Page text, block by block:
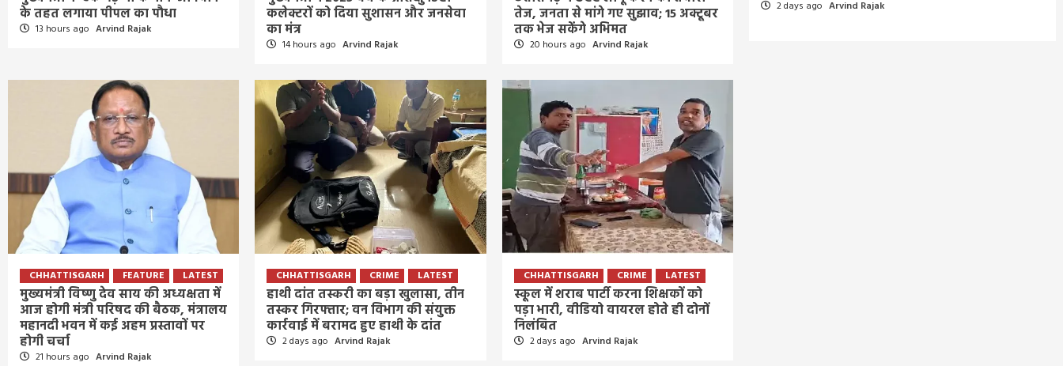
के तहत लगाया पीपल का पौधा
13 hours ago Arvind Rajak
कलेक्टरों को दिया सुशासन और जनसेवा
का मंत्र
14 hours ago Arvind Rajak
तेज, जनता से मांगे गए सुझाव; 15 अक्टूबर
तक भेज सकेंगे अभिमत
20 hours ago Arvind Rajak
CHHATTISGARH FEATURE LATEST
मुख्यमंत्री विष्णु देव साय की अध्यक्षता में
आज होगी मंत्री परिषद की बैठक, मंत्रालय
महानदी भवन में कई अहम प्रस्तावों पर
होगी चर्चा
21 hours ago Arvind Rajak
CHHATTISGARH CRIME LATEST
हाथी दांत तस्करी का बड़ा खुलासा, तीन
तस्कर गिरफ्तार; वन विभाग की संयुक्त
कार्रवाई में बरामद हुए हाथी के दांत
2 days ago Arvind Rajak
CHHATTISGARH CRIME LATEST
स्कूल में शराब पार्टी करना शिक्षकों को
पड़ा भारी, वीडियो वायरल होते ही दोनों
निलंबित
2 days ago Arvind Rajak
आवाज
4 days ago Arvind Rajak
2 days ago Arvind Rajak